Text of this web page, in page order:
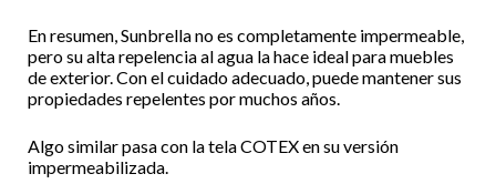
En resumen, Sunbrella no es completamente impermeable,
pero su alta repelencia al agua la hace ideal para muebles
de exterior. Con el cuidado adecuado, puede mantener sus
propiedades repelentes por muchos años.
Algo similar pasa con la tela COTEX en su versión
impermeabilizada.